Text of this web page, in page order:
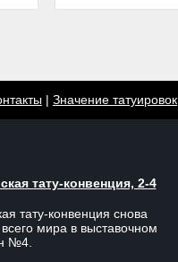
| Значение татуировок
тату-конвенция, 2-4
тату-конвенция снова
мира в выставочном
№4.